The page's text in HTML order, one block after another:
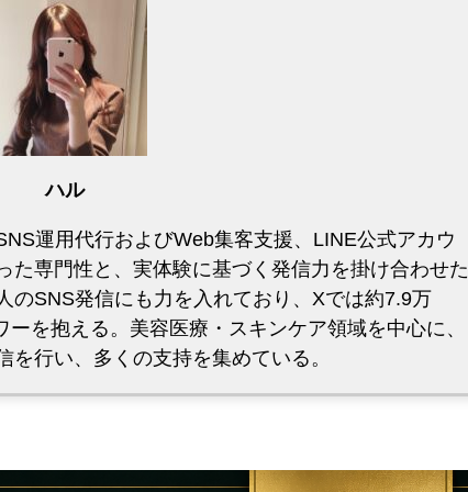
ハル
運用代行およびWeb集客支援、LINE公式アカウ
た専門性と、実体験に基づく発信力を掛け合わせた
のSNS発信にも力を入れており、Xでは約7.9万
を抱える。美容医療・スキンケア領域を中心に、
行い、多くの支持を集めている。